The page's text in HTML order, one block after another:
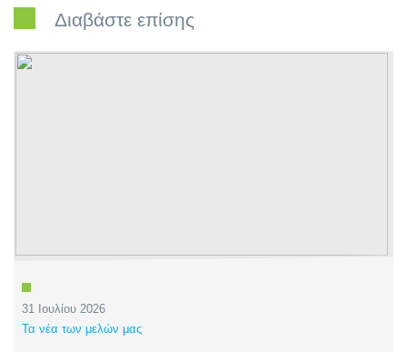
Διαβάστε επίσης
31 Ιουλίου 2026
Τα νέα των μελών μας